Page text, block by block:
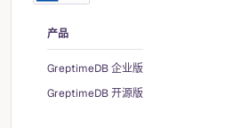
产品
GreptimeDB 企业版
GreptimeDB 开源版